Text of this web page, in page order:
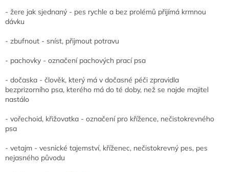
- žere jak sjednaný - pes rychle a bez prolémů přijímá krmnou
dávku
- zbufnout - sníst, přijmout potravu
- pachovky - označení pachových prací psa
- dočaska - člověk, který má v dočasné péči zpravidla
bezprizorního psa, kterého má do té doby, než se najde majitel
nastálo
- vořechoid, křižovatka - označení pro křížence, nečistokrevného
psa
- vetajm - vesnické tajemství, kříženec, nečistokrevný pes, pes
nejasného původu